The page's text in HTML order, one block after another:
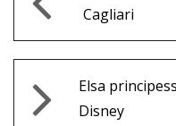
Cagliari
Elsa
Disney